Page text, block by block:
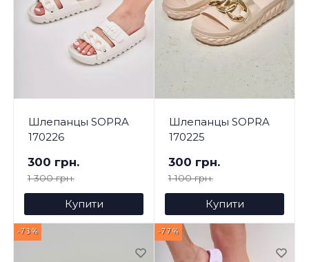
Шлепанцы SOPRA
170226
300 грн.
1 300 грн.
Купити
Шлепанцы SOPRA
170225
300 грн.
1 100 грн.
Купити
-73% -77%